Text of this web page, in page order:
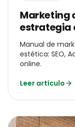
Marketing
estrategia
Manual de
estética: SEO,
online.
Leer artículo